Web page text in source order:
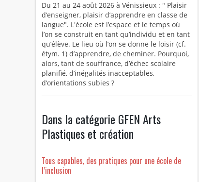
Du 21 au 24 août 2026 à Vénissieux : " Plaisir
d’enseigner, plaisir d’apprendre en classe de
langue". L'école est l’espace et le temps où
l’on se construit en tant qu’individu et en tant
qu’élève. Le lieu où l’on se donne le loisir (cf.
étym. 1) d’apprendre, de cheminer. Pourquoi,
alors, tant de souffrance, d’échec scolaire
planifié, d’inégalités inacceptables,
d’orientations subies ?
Dans la catégorie GFEN Arts
Plastiques et création
Tous capables, des pratiques pour une école de
l’inclusion